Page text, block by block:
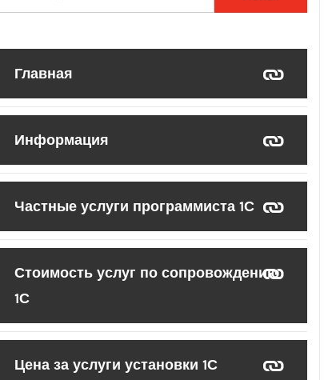
Главная
Информация
Частные услуги программиста 1С
Стоимость услуг по сопровождению
1С
Цена за услуги установки 1С